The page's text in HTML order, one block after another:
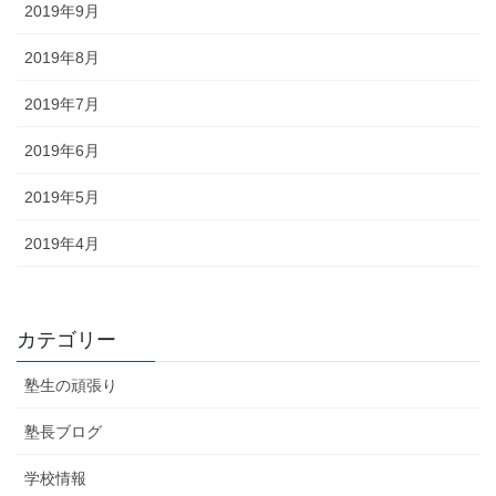
2019年9月
2019年8月
2019年7月
2019年6月
2019年5月
2019年4月
カテゴリー
塾生の頑張り
塾長ブログ
学校情報